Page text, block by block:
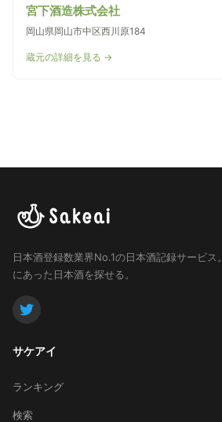
宮下酒造株式会社
岡山県岡山市中区西川原184
蔵元の詳細を見る →
日本酒登録数業界No.1の日本酒記録サービス。
にあった日本酒を探せる。
サケアイ
ランキング
検索